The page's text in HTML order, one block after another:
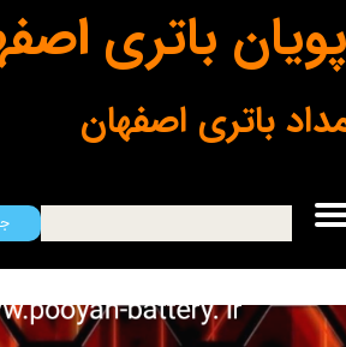
پویان باتری
باتری اصفهان